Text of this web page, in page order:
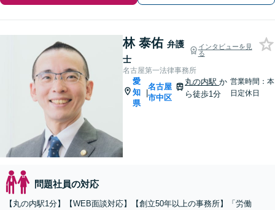
林 泰佑 弁護
士
インタビューを見
る
名古屋第一法律事務所
愛
知
県
|
名古屋
市中区
丸の内駅か
ら徒歩1分
営業時間：本
日定休日
問題社員の対応
【丸の内駅1分】【WEB面談対応】【創立50年以上の事務所】「労働